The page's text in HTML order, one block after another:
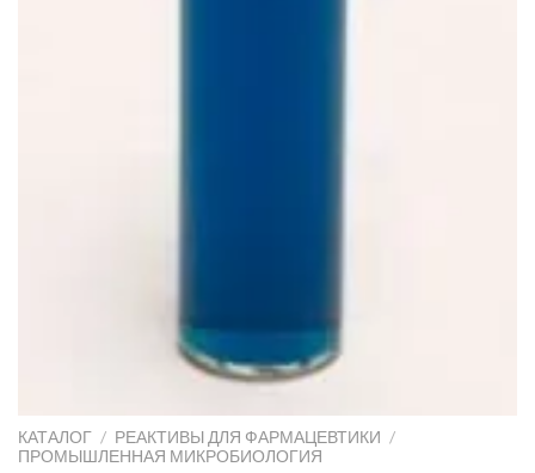
КАТАЛОГ / РЕАКТИВЫ ДЛЯ ФАРМАЦЕВТИКИ /
ПРОМЫШЛЕННАЯ МИКРОБИОЛОГИЯ